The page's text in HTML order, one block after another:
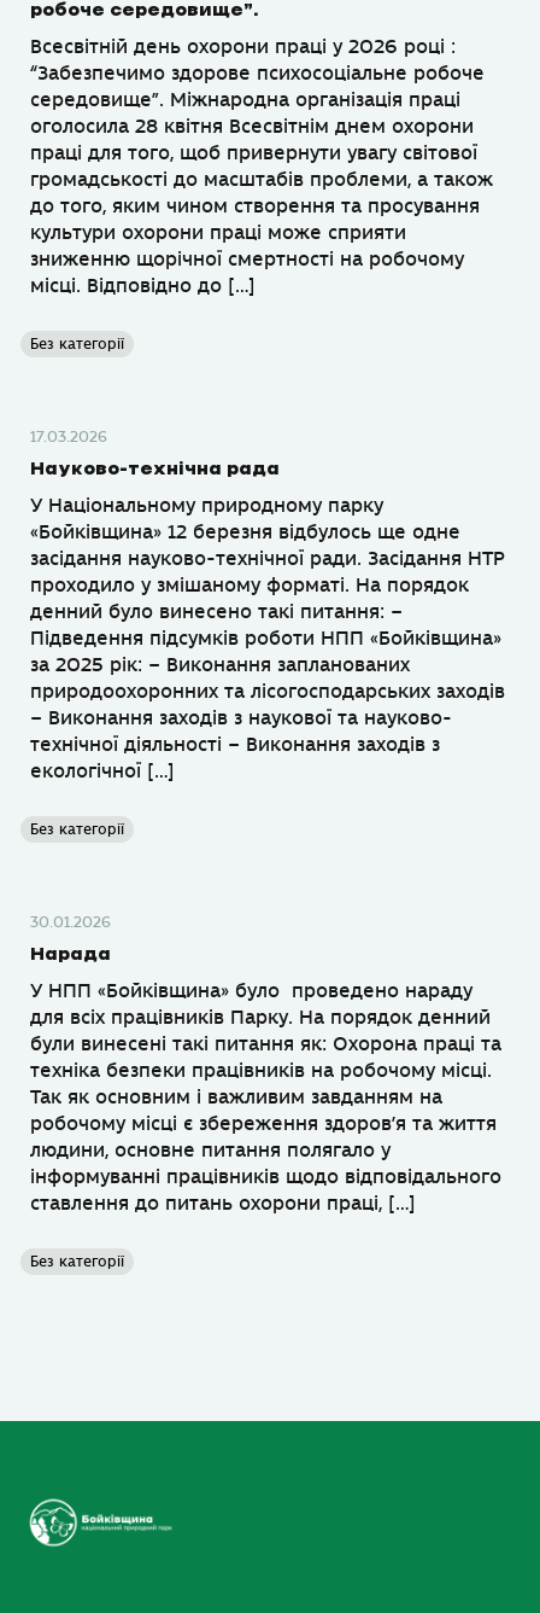
робоче середовище”.
Всесвітній день охорони праці у 2026 році :
“Забезпечимо здорове психосоціальне робоче
середовище”. Міжнародна організація праці
оголосила 28 квітня Всесвітнім днем охорони
праці для того, щоб привернути увагу світової
громадськості до масштабів проблеми, а також
до того, яким чином створення та просування
культури охорони праці може сприяти
зниженню щорічної смертності на робочому
місці. Відповідно до […]
Без категорії
17.03.2026
Науково-технічна рада
У Національному природному парку
«Бойківщина» 12 березня відбулось ще одне
засідання науково-технічної ради. Засідання НТР
проходило у змішаному форматі. На порядок
денний було винесено такі питання: –
Підведення підсумків роботи НПП «Бойківщина»
за 2025 рік: – Виконання запланованих
природоохоронних та лісогосподарських заходів
– Виконання заходів з наукової та науково-
технічної діяльності – Виконання заходів з
екологічної […]
Без категорії
30.01.2026
Нарада
У НПП «Бойківщина» було проведено нараду
для всіх працівників Парку. На порядок денний
були винесені такі питання як: Охорона праці та
техніка безпеки працівників на робочому місці.
Так як основним і важливим завданням на
робочому місці є збереження здоров’я та життя
людини, основне питання полягало у
інформуванні працівників щодо відповідального
ставлення до питань охорони праці, […]
Без категорії